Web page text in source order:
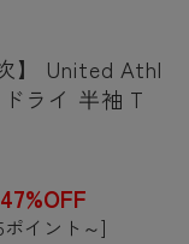
】 United Athl
ライ 半袖 T
47%OFF
イント～]